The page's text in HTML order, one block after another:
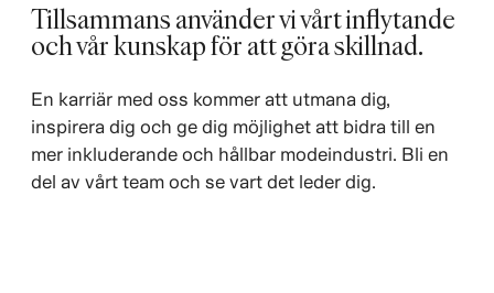
Tillsammans använder vi vårt inflytande
och vår kunskap för att göra skillnad. ​
En karriär med oss kommer att utmana dig,
inspirera dig och ge dig möjlighet att bidra till en
mer inkluderande och hållbar modeindustri. Bli en
del av vårt team och se vart det leder dig.